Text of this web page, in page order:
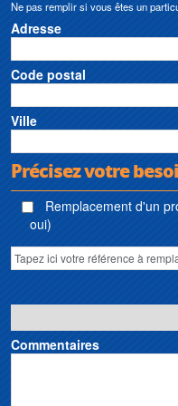
Ne pas remplir si vous êtes un
Adresse
Code postal
Ville
Précisez votre
Remplacement d'un
oui)
Commentaires